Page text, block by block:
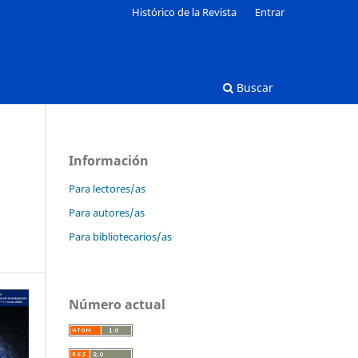
Buscar
Histórico de la Revista Entrar
Información
Para lectores/as
Para autores/as
Para bibliotecarios/as
Número actual